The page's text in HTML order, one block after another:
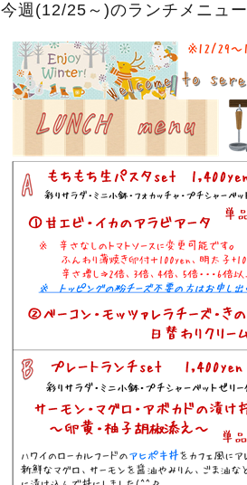
今週(12/25～)のランチメニュー